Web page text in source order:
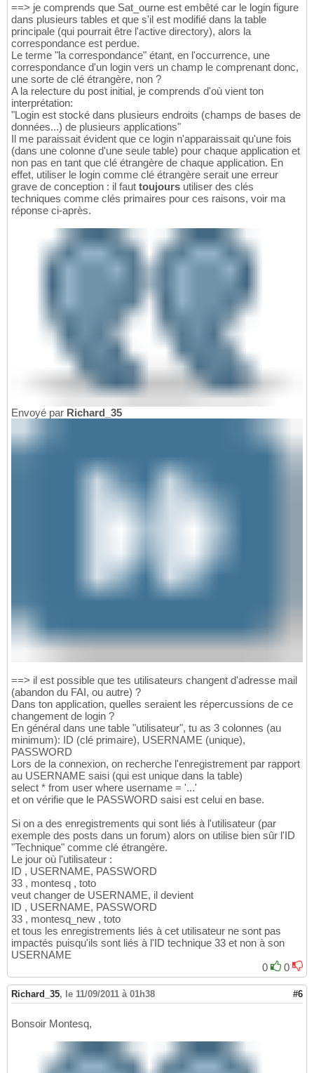
==> je comprends que Sat_ourne est embêté car le login figure
dans plusieurs tables et que s'il est modifié dans la table
principale (qui pourrait être l'active directory), alors la
correspondance est perdue.
Le terme "la correspondance" étant, en l'occurrence, une
correspondance d'un login vers un champ le comprenant donc,
une sorte de clé étrangère, non ?
A la relecture du post initial, je comprends d'où vient ton
interprétation:
"Login est stocké dans plusieurs endroits (champs de bases de
données...) de plusieurs applications"
Il me paraissait évident que ce login n'apparaissait qu'une fois
(dans une colonne d'une seule table) pour chaque application et
non pas en tant que clé étrangère de chaque application. En
effet, utiliser le login comme clé étrangère serait une erreur
grave de conception : il faut toujours utiliser des clés
techniques comme clés primaires pour ces raisons, voir ma
réponse ci-après.
Envoyé par Richard_35
==> il est possible que tes utilisateurs changent d'adresse mail
(abandon du FAI, ou autre) ?
Dans ton application, quelles seraient les répercussions de ce
changement de login ?
En général dans une table "utilisateur", tu as 3 colonnes (au
minimum): ID (clé primaire), USERNAME (unique),
PASSWORD
Lors de la connexion, on recherche l'enregistrement par rapport
au USERNAME saisi (qui est unique dans la table)
select * from user where username = '...'
et on vérifie que le PASSWORD saisi est celui en base.
Si on a des enregistrements qui sont liés à l'utilisateur (par
exemple des posts dans un forum) alors on utilise bien sûr l'ID
"Technique" comme clé étrangère.
Le jour où l'utilisateur :
ID , USERNAME, PASSWORD
33 , montesq , toto
veut changer de USERNAME, il devient
ID , USERNAME, PASSWORD
33 , montesq_new , toto
et tous les enregistrements liés à cet utilisateur ne sont pas
impactés puisqu'ils sont liés à l'ID technique 33 et non à son
USERNAME
0
0
Richard_35, le 11/09/2011 à 01h38 #6
Bonsoir Montesq,